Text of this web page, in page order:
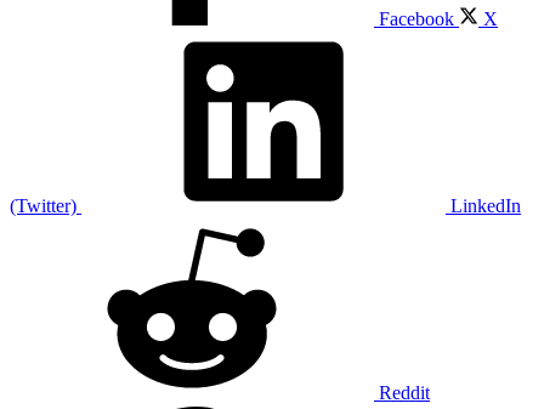
Facebook X
(Twitter) LinkedIn
Reddit